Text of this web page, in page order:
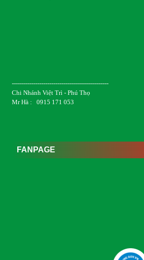
-------------------------------------------------
Chi Nhánh Việt Trì - Phú Thọ
Mr Hà : 0915 171 053
FANPAGE